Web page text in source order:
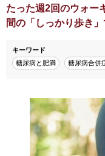
糖尿病のきほん
特集・連載
特集・連載 一覧へ
腎臓の健康道
血糖トレンド
グリコアルブミン
1型ライフ
たった週2回のウォ
間の「しっかり歩き
キーワード
糖尿病と肥満
糖尿病合併